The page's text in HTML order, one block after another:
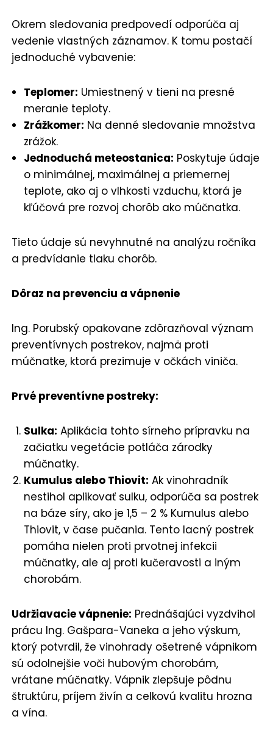
Okrem sledovania predpovedí odporúča aj
vedenie vlastných záznamov. K tomu postačí
jednoduché vybavenie:
Teplomer: Umiestnený v tieni na presné
meranie teploty.
Zrážkomer: Na denné sledovanie množstva
zrážok.
Jednoduchá meteostanica: Poskytuje údaje
o minimálnej, maximálnej a priemernej
teplote, ako aj o vlhkosti vzduchu, ktorá je
kľúčová pre rozvoj chorôb ako múčnatka.
Tieto údaje sú nevyhnutné na analýzu ročníka
a predvídanie tlaku chorôb.
Dôraz na prevenciu a vápnenie
Ing. Porubský opakovane zdôrazňoval význam
preventívnych postrekov, najmä proti
múčnatke, ktorá prezimuje v očkách viniča.
Prvé preventívne postreky:
Sulka: Aplikácia tohto sírneho prípravku na
začiatku vegetácie potláča zárodky
múčnatky.
Kumulus alebo Thiovit: Ak vinohradník
nestihol aplikovať sulku, odporúča sa postrek
na báze síry, ako je 1,5 – 2 % Kumulus alebo
Thiovit, v čase pučania. Tento lacný postrek
pomáha nielen proti prvotnej infekcii
múčnatky, ale aj proti kučeravosti a iným
chorobám.
Udržiavacie vápnenie: Prednášajúci vyzdvihol
prácu Ing. Gašpara-Vaneka a jeho výskum,
ktorý potvrdil, že vinohrady ošetrené vápnikom
sú odolnejšie voči hubovým chorobám,
vrátane múčnatky. Vápnik zlepšuje pôdnu
štruktúru, príjem živín a celkovú kvalitu hrozna
a vína.